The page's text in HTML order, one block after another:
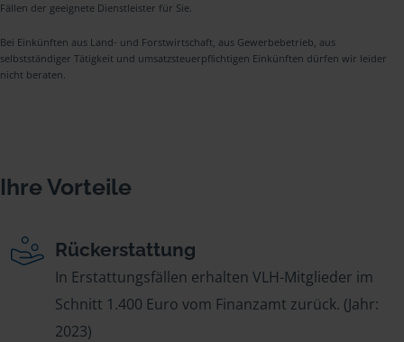
Fällen der geeignete Dienstleister für Sie.
Bei Einkünften aus Land- und Forstwirtschaft, aus Gewerbebetrieb, aus
selbstständiger Tätigkeit und umsatzsteuerpflichtigen Einkünften dürfen wir leider
nicht beraten.
Ihre Vorteile
Rückerstattung
In Erstattungsfällen erhalten VLH-Mitglieder im
Schnitt 1.400 Euro vom Finanzamt zurück. (Jahr:
2023)